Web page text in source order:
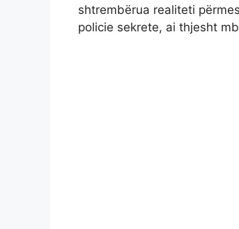
shtrembërua realiteti
policie sekrete, ai thjesht